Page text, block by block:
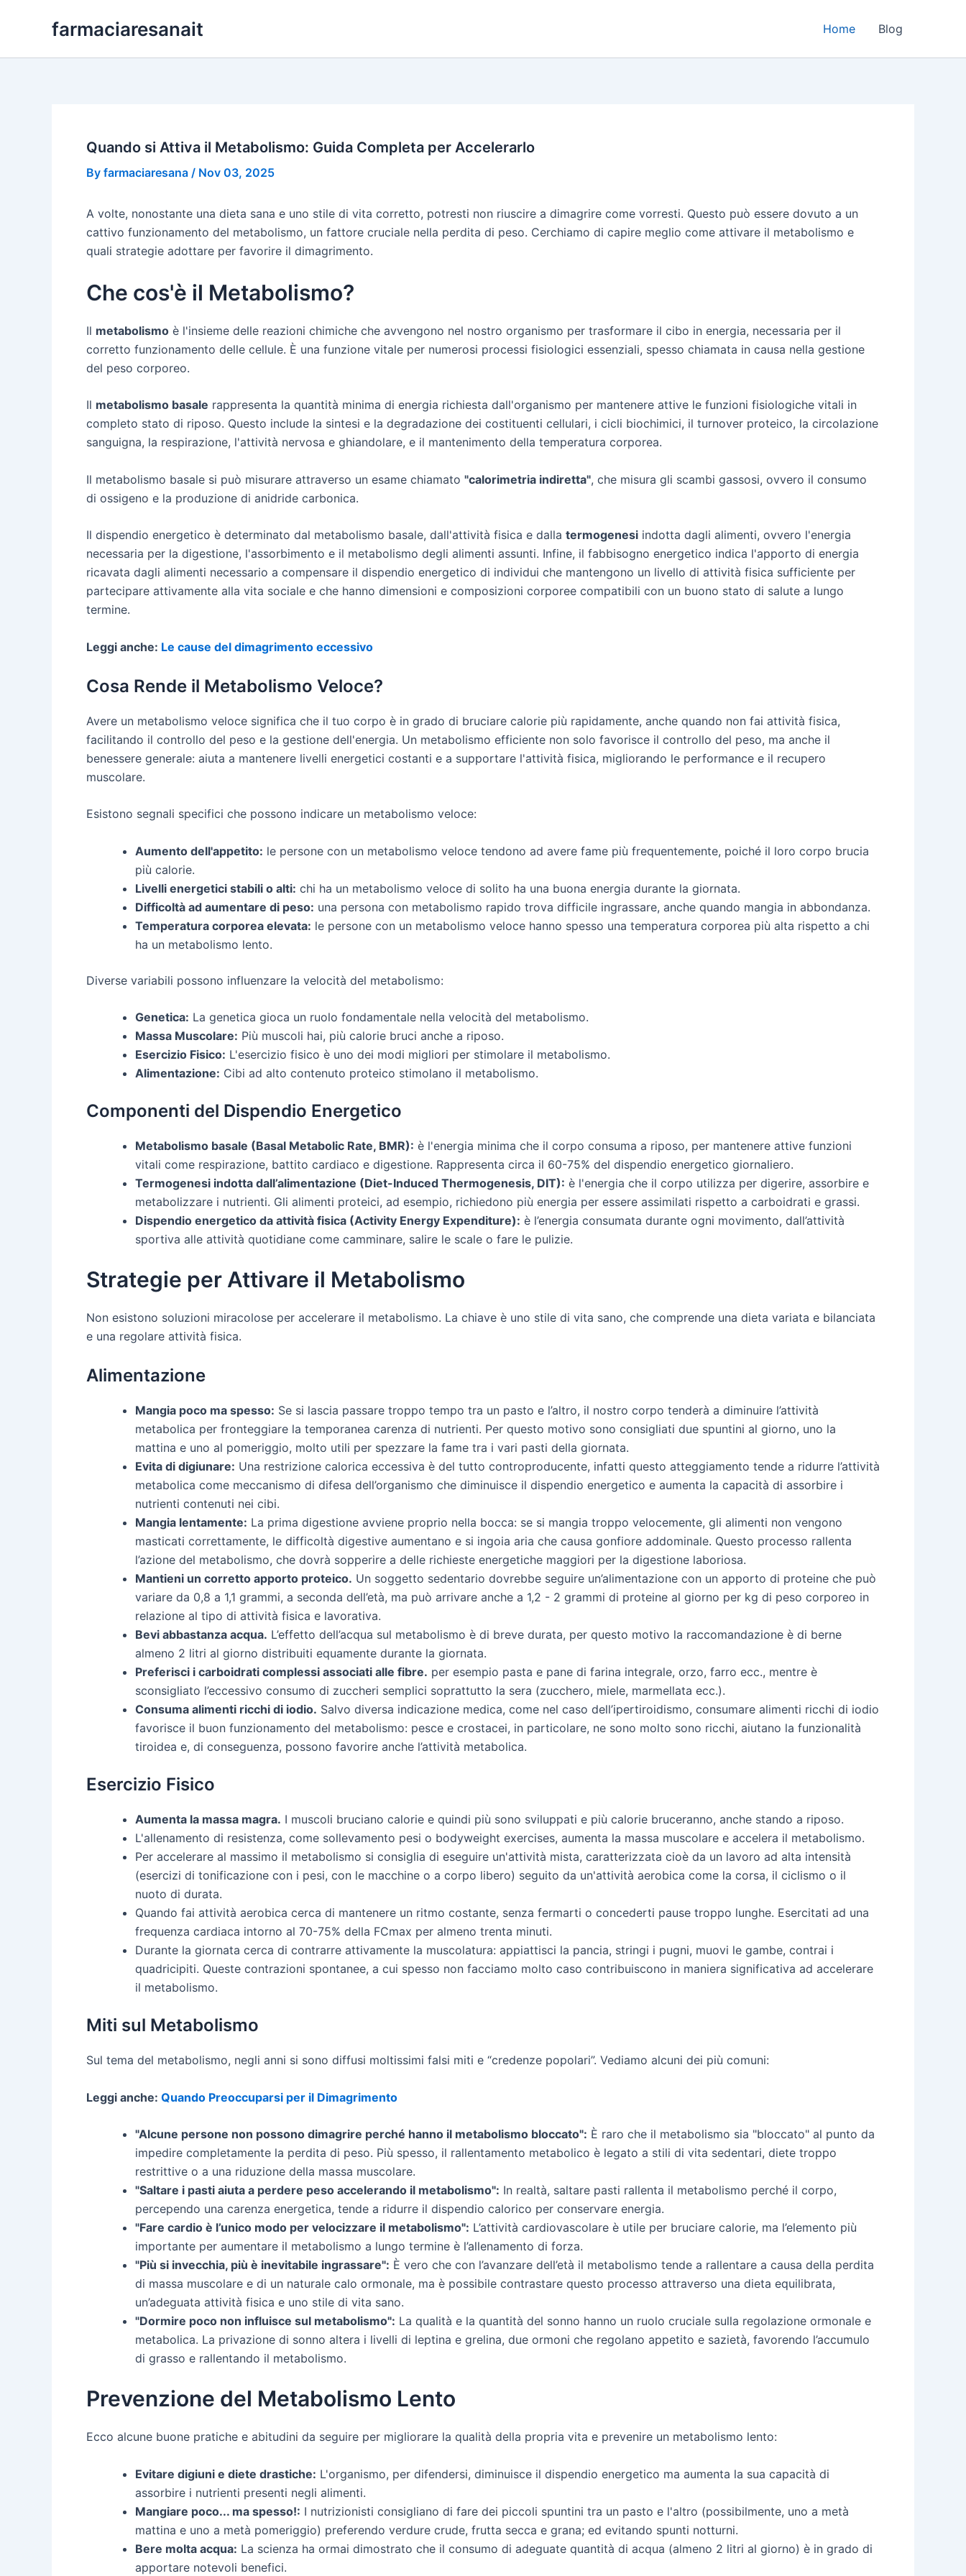
farmaciaresanait Home Blog
Quando si Attiva il Metabolismo: Guida Completa per Accelerarlo
By farmaciaresana / Nov 03, 2025
A volte, nonostante una dieta sana e uno stile di vita corretto, potresti non riuscire a dimagrire come vorresti. Questo può essere dovuto a un
cattivo funzionamento del metabolismo, un fattore cruciale nella perdita di peso. Cerchiamo di capire meglio come attivare il metabolismo e
quali strategie adottare per favorire il dimagrimento.
Che cos'è il Metabolismo?
Il metabolismo è l'insieme delle reazioni chimiche che avvengono nel nostro organismo per trasformare il cibo in energia, necessaria per il
corretto funzionamento delle cellule. È una funzione vitale per numerosi processi fisiologici essenziali, spesso chiamata in causa nella gestione
del peso corporeo.
Il metabolismo basale rappresenta la quantità minima di energia richiesta dall'organismo per mantenere attive le funzioni fisiologiche vitali in
completo stato di riposo. Questo include la sintesi e la degradazione dei costituenti cellulari, i cicli biochimici, il turnover proteico, la circolazione
sanguigna, la respirazione, l'attività nervosa e ghiandolare, e il mantenimento della temperatura corporea.
Il metabolismo basale si può misurare attraverso un esame chiamato "calorimetria indiretta", che misura gli scambi gassosi, ovvero il consumo
di ossigeno e la produzione di anidride carbonica.
Il dispendio energetico è determinato dal metabolismo basale, dall'attività fisica e dalla termogenesi indotta dagli alimenti, ovvero l'energia
necessaria per la digestione, l'assorbimento e il metabolismo degli alimenti assunti. Infine, il fabbisogno energetico indica l'apporto di energia
ricavata dagli alimenti necessario a compensare il dispendio energetico di individui che mantengono un livello di attività fisica sufficiente per
partecipare attivamente alla vita sociale e che hanno dimensioni e composizioni corporee compatibili con un buono stato di salute a lungo
termine.
Leggi anche: Le cause del dimagrimento eccessivo
Cosa Rende il Metabolismo Veloce?
Avere un metabolismo veloce significa che il tuo corpo è in grado di bruciare calorie più rapidamente, anche quando non fai attività fisica,
facilitando il controllo del peso e la gestione dell'energia. Un metabolismo efficiente non solo favorisce il controllo del peso, ma anche il
benessere generale: aiuta a mantenere livelli energetici costanti e a supportare l'attività fisica, migliorando le performance e il recupero
muscolare.
Esistono segnali specifici che possono indicare un metabolismo veloce:
Aumento dell'appetito: le persone con un metabolismo veloce tendono ad avere fame più frequentemente, poiché il loro corpo brucia
più calorie.
Livelli energetici stabili o alti: chi ha un metabolismo veloce di solito ha una buona energia durante la giornata.
Difficoltà ad aumentare di peso: una persona con metabolismo rapido trova difficile ingrassare, anche quando mangia in abbondanza.
Temperatura corporea elevata: le persone con un metabolismo veloce hanno spesso una temperatura corporea più alta rispetto a chi
ha un metabolismo lento.
Diverse variabili possono influenzare la velocità del metabolismo:
Genetica: La genetica gioca un ruolo fondamentale nella velocità del metabolismo.
Massa Muscolare: Più muscoli hai, più calorie bruci anche a riposo.
Esercizio Fisico: L'esercizio fisico è uno dei modi migliori per stimolare il metabolismo.
Alimentazione: Cibi ad alto contenuto proteico stimolano il metabolismo.
Componenti del Dispendio Energetico
Metabolismo basale (Basal Metabolic Rate, BMR): è l'energia minima che il corpo consuma a riposo, per mantenere attive funzioni
vitali come respirazione, battito cardiaco e digestione. Rappresenta circa il 60-75% del dispendio energetico giornaliero.
Termogenesi indotta dall’alimentazione (Diet-Induced Thermogenesis, DIT): è l'energia che il corpo utilizza per digerire, assorbire e
metabolizzare i nutrienti. Gli alimenti proteici, ad esempio, richiedono più energia per essere assimilati rispetto a carboidrati e grassi.
Dispendio energetico da attività fisica (Activity Energy Expenditure): è l’energia consumata durante ogni movimento, dall’attività
sportiva alle attività quotidiane come camminare, salire le scale o fare le pulizie.
Strategie per Attivare il Metabolismo
Non esistono soluzioni miracolose per accelerare il metabolismo. La chiave è uno stile di vita sano, che comprende una dieta variata e bilanciata
e una regolare attività fisica.
Alimentazione
Mangia poco ma spesso: Se si lascia passare troppo tempo tra un pasto e l’altro, il nostro corpo tenderà a diminuire l’attività
metabolica per fronteggiare la temporanea carenza di nutrienti. Per questo motivo sono consigliati due spuntini al giorno, uno la
mattina e uno al pomeriggio, molto utili per spezzare la fame tra i vari pasti della giornata.
Evita di digiunare: Una restrizione calorica eccessiva è del tutto controproducente, infatti questo atteggiamento tende a ridurre l’attività
metabolica come meccanismo di difesa dell’organismo che diminuisce il dispendio energetico e aumenta la capacità di assorbire i
nutrienti contenuti nei cibi.
Mangia lentamente: La prima digestione avviene proprio nella bocca: se si mangia troppo velocemente, gli alimenti non vengono
masticati correttamente, le difficoltà digestive aumentano e si ingoia aria che causa gonfiore addominale. Questo processo rallenta
l’azione del metabolismo, che dovrà sopperire a delle richieste energetiche maggiori per la digestione laboriosa.
Mantieni un corretto apporto proteico. Un soggetto sedentario dovrebbe seguire un’alimentazione con un apporto di proteine che può
variare da 0,8 a 1,1 grammi, a seconda dell’età, ma può arrivare anche a 1,2 - 2 grammi di proteine al giorno per kg di peso corporeo in
relazione al tipo di attività fisica e lavorativa.
Bevi abbastanza acqua. L’effetto dell’acqua sul metabolismo è di breve durata, per questo motivo la raccomandazione è di berne
almeno 2 litri al giorno distribuiti equamente durante la giornata.
Preferisci i carboidrati complessi associati alle fibre. per esempio pasta e pane di farina integrale, orzo, farro ecc., mentre è
sconsigliato l’eccessivo consumo di zuccheri semplici soprattutto la sera (zucchero, miele, marmellata ecc.).
Consuma alimenti ricchi di iodio. Salvo diversa indicazione medica, come nel caso dell’ipertiroidismo, consumare alimenti ricchi di iodio
favorisce il buon funzionamento del metabolismo: pesce e crostacei, in particolare, ne sono molto sono ricchi, aiutano la funzionalità
tiroidea e, di conseguenza, possono favorire anche l’attività metabolica.
Esercizio Fisico
Aumenta la massa magra. I muscoli bruciano calorie e quindi più sono sviluppati e più calorie bruceranno, anche stando a riposo.
L'allenamento di resistenza, come sollevamento pesi o bodyweight exercises, aumenta la massa muscolare e accelera il metabolismo.
Per accelerare al massimo il metabolismo si consiglia di eseguire un'attività mista, caratterizzata cioè da un lavoro ad alta intensità
(esercizi di tonificazione con i pesi, con le macchine o a corpo libero) seguito da un'attività aerobica come la corsa, il ciclismo o il
nuoto di durata.
Quando fai attività aerobica cerca di mantenere un ritmo costante, senza fermarti o concederti pause troppo lunghe. Esercitati ad una
frequenza cardiaca intorno al 70-75% della FCmax per almeno trenta minuti.
Durante la giornata cerca di contrarre attivamente la muscolatura: appiattisci la pancia, stringi i pugni, muovi le gambe, contrai i
quadricipiti. Queste contrazioni spontanee, a cui spesso non facciamo molto caso contribuiscono in maniera significativa ad accelerare
il metabolismo.
Miti sul Metabolismo
Sul tema del metabolismo, negli anni si sono diffusi moltissimi falsi miti e “credenze popolari”. Vediamo alcuni dei più comuni:
Leggi anche: Quando Preoccuparsi per il Dimagrimento
"Alcune persone non possono dimagrire perché hanno il metabolismo bloccato": È raro che il metabolismo sia "bloccato" al punto da
impedire completamente la perdita di peso. Più spesso, il rallentamento metabolico è legato a stili di vita sedentari, diete troppo
restrittive o a una riduzione della massa muscolare.
"Saltare i pasti aiuta a perdere peso accelerando il metabolismo": In realtà, saltare pasti rallenta il metabolismo perché il corpo,
percependo una carenza energetica, tende a ridurre il dispendio calorico per conservare energia.
"Fare cardio è l’unico modo per velocizzare il metabolismo": L’attività cardiovascolare è utile per bruciare calorie, ma l’elemento più
importante per aumentare il metabolismo a lungo termine è l’allenamento di forza.
"Più si invecchia, più è inevitabile ingrassare": È vero che con l’avanzare dell’età il metabolismo tende a rallentare a causa della perdita
di massa muscolare e di un naturale calo ormonale, ma è possibile contrastare questo processo attraverso una dieta equilibrata,
un’adeguata attività fisica e uno stile di vita sano.
"Dormire poco non influisce sul metabolismo": La qualità e la quantità del sonno hanno un ruolo cruciale sulla regolazione ormonale e
metabolica. La privazione di sonno altera i livelli di leptina e grelina, due ormoni che regolano appetito e sazietà, favorendo l’accumulo
di grasso e rallentando il metabolismo.
Prevenzione del Metabolismo Lento
Ecco alcune buone pratiche e abitudini da seguire per migliorare la qualità della propria vita e prevenire un metabolismo lento:
Evitare digiuni e diete drastiche: L'organismo, per difendersi, diminuisce il dispendio energetico ma aumenta la sua capacità di
assorbire i nutrienti presenti negli alimenti.
Mangiare poco... ma spesso!: I nutrizionisti consigliano di fare dei piccoli spuntini tra un pasto e l'altro (possibilmente, uno a metà
mattina e uno a metà pomeriggio) preferendo verdure crude, frutta secca e grana; ed evitando spunti notturni.
Bere molta acqua: La scienza ha ormai dimostrato che il consumo di adeguate quantità di acqua (almeno 2 litri al giorno) è in grado di
apportare notevoli benefici.